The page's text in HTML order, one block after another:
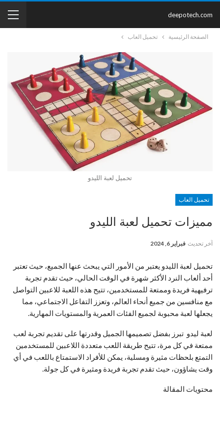
deepotech.com
الصفحة الرئيسية تحميل العاب
تحميل لعبة الليدو
تحميل العاب
مميزات تحميل لعبة الليدو
آخر تحديث فبراير 6, 2024
تحميل لعبة الليدو يعتبر من الأمور التي يبحث عنها الجميع، حيث تعتبر
أحد ألعاب النرد الأكثر شهرة في الوقت الحالي، حيث تقدم تجربة
ترفيهية فريدة وممتعة للمستخدمين، تتيح هذه اللعبة للاعبين التواصل
مع منافسين من جميع أنحاء العالم، وتعزز التفاعل الاجتماعي، مما
يجعلها لعبة محبوبة لجميع الفئات العمرية والمستويات المهارية.
لعبة ليدو تبرز بفضل تصميمها الجميل وقدرتها على تقديم تجربة لعب
ممتعة في كل مرة، تتيح طريقة اللعب متعددة اللاعبين للمستخدمين
التمتع بلحظات مثيرة ومسلية، يمكن للأفراد الاستمتاع باللعب في أي
وقت يشاؤون، حيث تقدم تجربة فريدة ومثيرة في كل جولة.
محتويات المقالة